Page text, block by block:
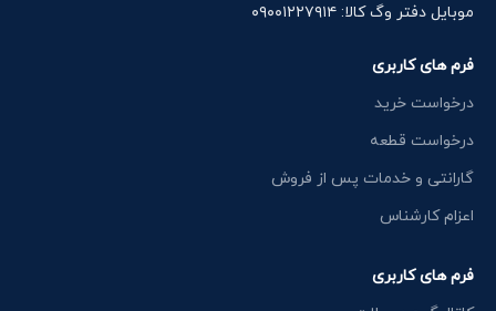
موبایل دفتر وگ کالا: ۰۹۰۰۱۲۲۷۹۱۴
فرم های کاربری
درخواست خرید
درخواست قطعه
گارانتی و خدمات پس از فروش
اعزام کارشناس
فرم های کاربری